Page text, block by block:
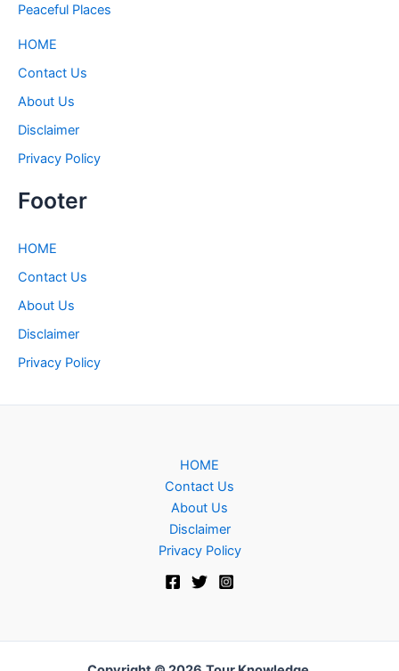
Peaceful Places
HOME
Contact Us
About Us
Disclaimer
Privacy Policy
Footer
HOME
Contact Us
About Us
Disclaimer
Privacy Policy
HOME
Contact Us
About Us
Disclaimer
Privacy Policy